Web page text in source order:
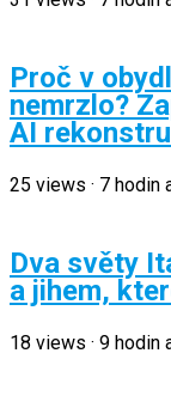
Proč v
nemrzlo?
AI
25 views · 7 hodin
Dva světy
a jihem,
18 views · 9 hodin